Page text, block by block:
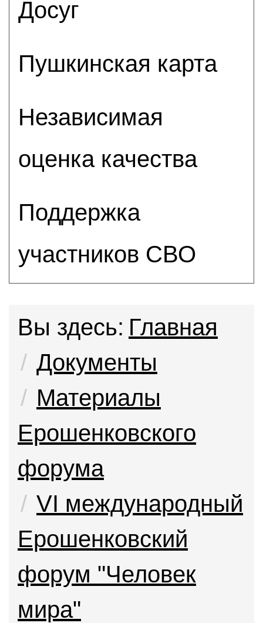
Досуг
Пушкинская карта
Независимая
оценка качества
Поддержка
участников СВО
Вы здесь: Главная
Документы
Материалы
Ерошенковского
форума
VI международный
Ерошенковский
форум "Человек
мира"